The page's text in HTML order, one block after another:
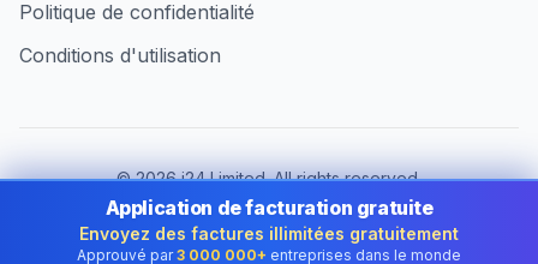
Politique de confidentialité
Conditions d'utilisation
©2026i24 Limited. All rights reserved.
Au service des entreprises au Luxembourg
Changer de pays :
Luxembourg
Application de facturation gratuite
Envoyez des factures illimitées gratuitement
Approuvé par 3 000 000+ entreprises dans le monde